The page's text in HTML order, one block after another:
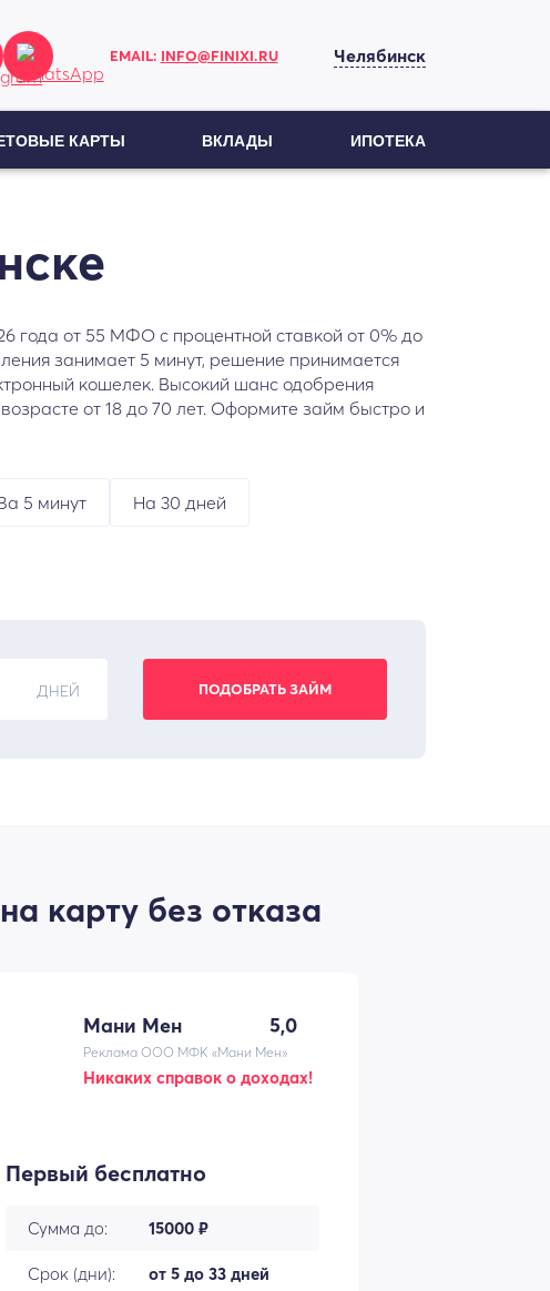
EMAIL: INFO@FINIXI.RU Челябинск
КАРТЫ ВКЛАДЫ ИПОТЕКА
года от 55 МФО с процентной ставкой от 0% до
занимает 5 минут, решение принимается
кошелек. Высокий шанс одобрения
от 18 до 70 лет. Оформите займ быстро и
5 минут На 30 дней
ДНЕЙ
карту без отказа
Мани Мен 5,0
Реклама ООО МФК «Мани Мен»
Никаких справок о доходах!
Первый бесплатно
Сумма до: 15000 ₽
Срок (дни): от 5 до 33 дней